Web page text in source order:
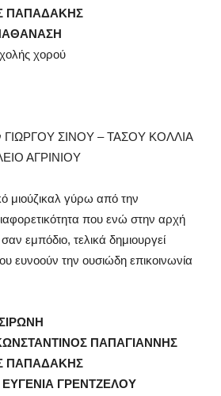
ΠΑΠΑΔΑΚΗΣ
χορού
ΓΙΩΡΓΟΥ ΣΙΝΟΥ – ΤΑΣΟΥ ΚΟΛΛΙΑ
ΑΓΡΙΝΙΟΥ
μιούζικαλ γύρω από την
που ενώ στην αρχή
σαν εμπόδιο, τελικά δημιουργεί
ευνοούν την ουσιώδη επικοινωνία
ΠΑΠΑΓΙΑΝΝΗΣ
ΠΑΠΑΔΑΚΗΣ
ΕΥΓΕΝΙΑ ΓΡΕΝΤΖΕΛΟΥ